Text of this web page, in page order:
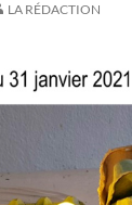
LA RÉDACTION